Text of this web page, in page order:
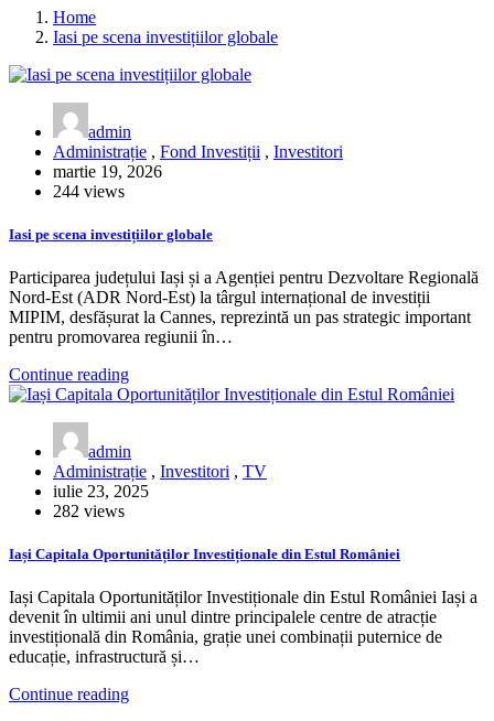
Home
Iasi pe scena investițiilor globale
admin
Administrație , Fond Investiții , Investitori
martie 19, 2026
244 views
Iasi pe scena investițiilor globale
Participarea județului Iași și a Agenției pentru Dezvoltare Regională
Nord-Est (ADR Nord-Est) la târgul internațional de investiții
MIPIM, desfășurat la Cannes, reprezintă un pas strategic important
pentru promovarea regiunii în…
Continue reading
admin
Administrație , Investitori , TV
iulie 23, 2025
282 views
Iași Capitala Oportunităților Investiționale din Estul României
Iași Capitala Oportunităților Investiționale din Estul României Iași a
devenit în ultimii ani unul dintre principalele centre de atracție
investițională din România, grație unei combinații puternice de
educație, infrastructură și…
Continue reading